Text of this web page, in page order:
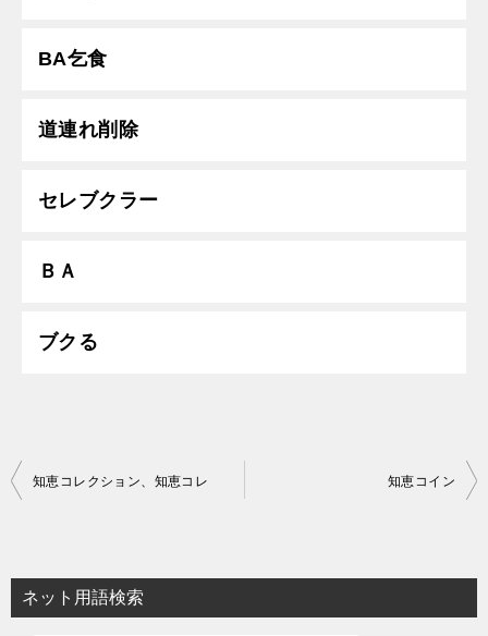
BA乞食
道連れ削除
セレブクラー
ＢＡ
ブクる
投
ビ
ゲ
知恵コレクション、知恵コレ 知恵コイン
ネット用語検索